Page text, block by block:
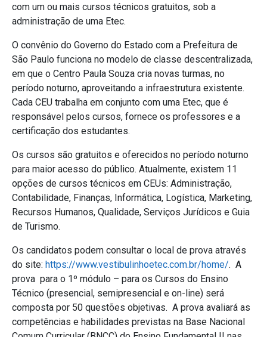
com um ou mais cursos técnicos gratuitos, sob a
administração de uma Etec.
O convênio do Governo do Estado com a Prefeitura de
São Paulo funciona no modelo de classe descentralizada,
em que o Centro Paula Souza cria novas turmas, no
período noturno, aproveitando a infraestrutura existente.
Cada CEU trabalha em conjunto com uma Etec, que é
responsável pelos cursos, fornece os professores e a
certificação dos estudantes.
Os cursos são gratuitos e oferecidos no período noturno
para maior acesso do público. Atualmente, existem 11
opções de cursos técnicos em CEUs: Administração,
Contabilidade, Finanças, Informática, Logística, Marketing,
Recursos Humanos, Qualidade, Serviços Jurídicos e Guia
de Turismo.
Os candidatos podem consultar o local de prova através
do site: https://www.vestibulinhoetec.com.br/home/. A
prova para o 1º módulo – para os Cursos do Ensino
Técnico (presencial, semipresencial e on-line) será
composta por 50 questões objetivas. A prova avaliará as
competências e habilidades previstas na Base Nacional